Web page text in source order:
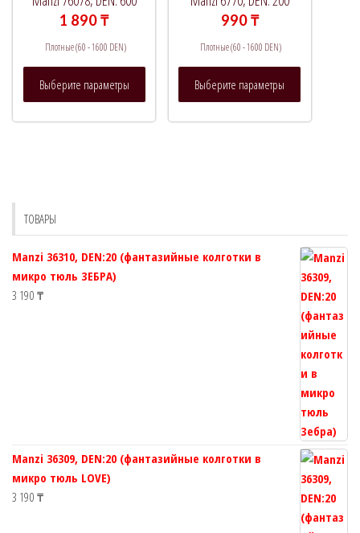
1 890₸
Плотные (60 - 1600 DEN)
Выберите параметры
Этот
товара.
990₸
Плотные (60 - 1600 DEN)
Выберите параметры
странице
товара.
ТОВАРЫ
Manzi 36310, DEN:20 (фантазийные колготки в
микро тюль ЗЕБРА)
3 190 ₸
Manzi 36309, DEN:20 (фантазийные колготки в
микро тюль LOVE)
3 190 ₸